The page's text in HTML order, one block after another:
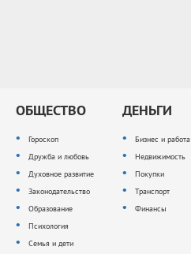
ОБЩЕСТВО
Гороскоп
Дружба и любовь
Духовное развитие
Законодательство
Образование
Психология
Семья и дети
ДЕНЬГИ
Бизнес и работа
Недвижимость
Покупки
Транспорт
Финансы